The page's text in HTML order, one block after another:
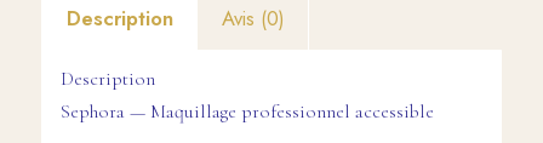
Description Avis (0)
Description
Sephora — Maquillage professionnel accessible